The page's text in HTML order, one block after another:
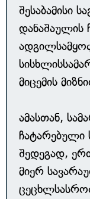
შესაბამისი
დანაშაულის
მიცემის
ამასთან,
ჩატარებული
შედეგად,
მიერ